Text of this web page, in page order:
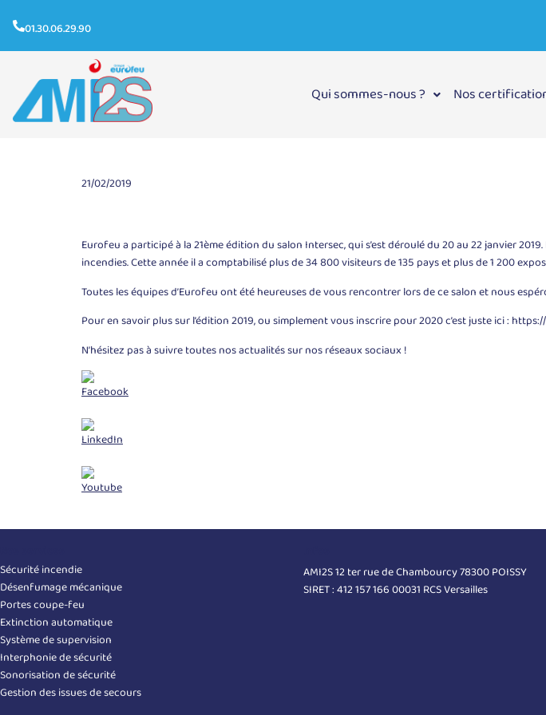
01.30.06.29.90
Qui sommes-nous ? Nos
21/02/2019
Eurofeu a participé à la 21ème édition du salon Intersec, qui s’est déroulé du 20 au 22 janvier
incendies. Cette année il a comptabilisé plus de 34 800 visiteurs de 135 pays et plus de 1 200
Toutes les équipes d’Eurofeu ont été heureuses de vous rencontrer lors de ce salon et nous
Pour en savoir plus sur l’édition 2019, ou simplement vous inscrire pour 2020 c’est juste ici :
N’hésitez pas à suivre toutes nos actualités sur nos réseaux sociaux !
Sécurité incendie
Désenfumage mécanique
Portes coupe-feu
Extinction automatique
Système de supervision
Interphonie de sécurité
Sonorisation de sécurité
Gestion des issues de secours
AMI2S 12 ter rue de Chambourcy 78300 POISSY
SIRET : 412 157 166 00031 RCS Versailles